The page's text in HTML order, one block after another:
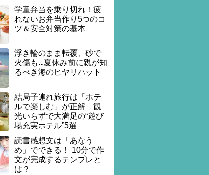
学童弁当を乗り切れ！疲
れないお弁当作り5つのコ
ツ＆安全対策の基本
浮き輪のまま転覆、砂で
火傷も...夏休み前に親が知
るべき海のヒヤリハット
結局子連れ旅行は「ホテ
ルで楽しむ」が正解 観
光いらずで大満足の“遊び
場充実ホテル”5選
読書感想文は「あなう
め」でできる！ 10分で作
文が完成するテンプレと
は？